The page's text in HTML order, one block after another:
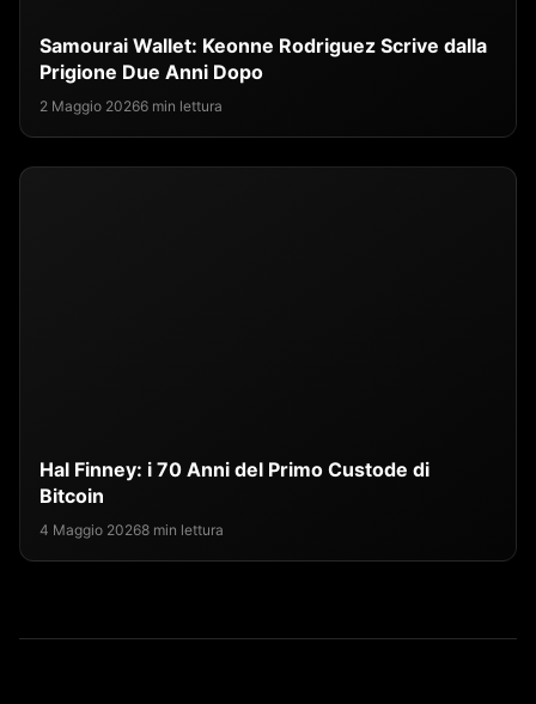
Samourai Wallet: Keonne Rodriguez Scrive dalla
Prigione Due Anni Dopo
2 Maggio 20266 min lettura
Hal Finney: i 70 Anni del Primo Custode di
Bitcoin
4 Maggio 20268 min lettura